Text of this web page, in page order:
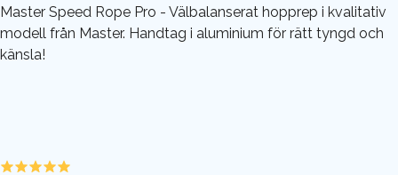
Master Speed Rope Pro - Välbalanserat hopprep i kvalitativ
modell från Master. Handtag i aluminium för rätt tyngd och
känsla!